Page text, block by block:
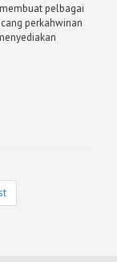
pelbagai
perkahwinan